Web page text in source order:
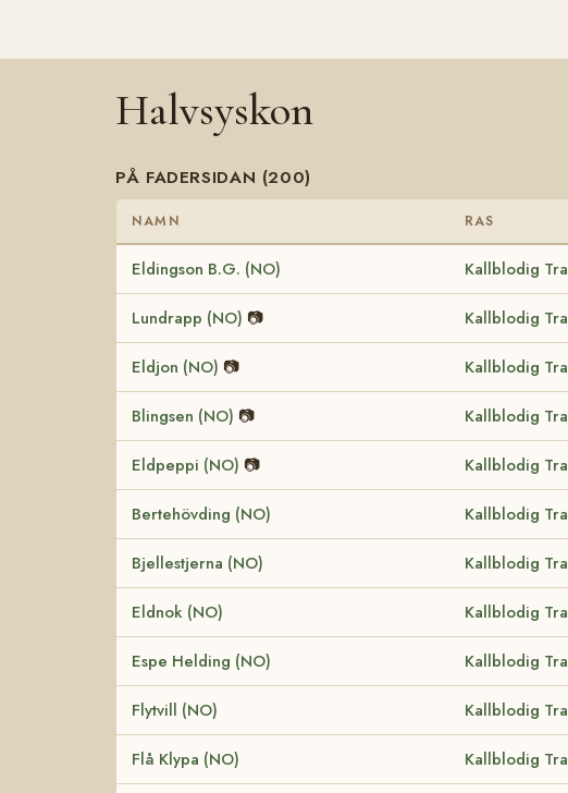
Halvsyskon
PÅ FADERSIDAN (200)
NAMN RAS
Eldingson B.G. (NO) Kallblodig
Lundrapp (NO) 📷 Kallblodig
Eldjon (NO) 📷 Kallblodig
Blingsen (NO) 📷 Kallblodig
Eldpeppi (NO) 📷 Kallblodig
Bertehövding (NO) Kallblodig
Bjellestjerna (NO) Kallblodig
Eldnok (NO) Kallblodig
Espe Helding (NO) Kallblodig
Flytvill (NO) Kallblodig
Flå Klypa (NO) Kallblodig